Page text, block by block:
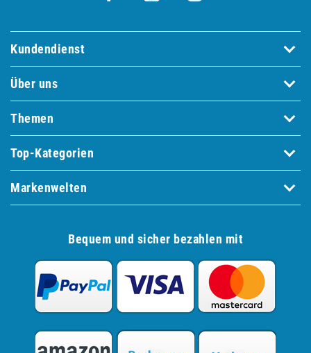
Kundendienst
Über uns
Themen
Top-Kategorien
Markenwelten
Bequem und sicher bezahlen mit